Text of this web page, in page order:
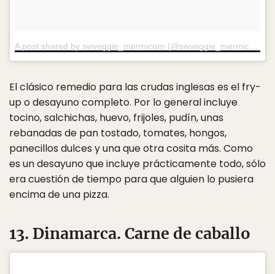
El clásico remedio para las crudas inglesas es el fry-
up o desayuno completo. Por lo general incluye
tocino, salchichas, huevo, frijoles, pudín, unas
rebanadas de pan tostado, tomates, hongos,
panecillos dulces y una que otra cosita más. Como
es un desayuno que incluye prácticamente todo, sólo
era cuestión de tiempo para que alguien lo pusiera
encima de una pizza.
13. Dinamarca. Carne de caballo